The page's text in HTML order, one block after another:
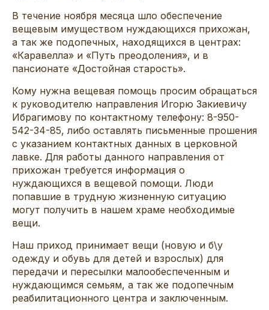
В течение ноября месяца шло обеспечение
вещевым имуществом нуждающихся прихожан,
а так же подопечных, находящихся в центрах:
«Каравелла» и «Путь преодоления», и в
пансионате «Достойная старость».
Кому нужна вещевая помощь просим обращаться
к руководителю направления Игорю Закиевичу
Ибрагимову по контактному телефону: 8-950-
542-34-85, либо оставлять письменные прошения
с указанием контактных данных в церковной
лавке. Для работы данного направления от
прихожан требуется информация о
нуждающихся в вещевой помощи. Люди
попавшие в трудную жизненную ситуацию
могут получить в нашем храме необходимые
вещи.
Наш приход принимает вещи (новую и б\у
одежду и обувь для детей и взрослых) для
передачи и пересылки малообеспеченным и
нуждающимся семьям, а так же подопечным
реабилитационного центра и заключенным.